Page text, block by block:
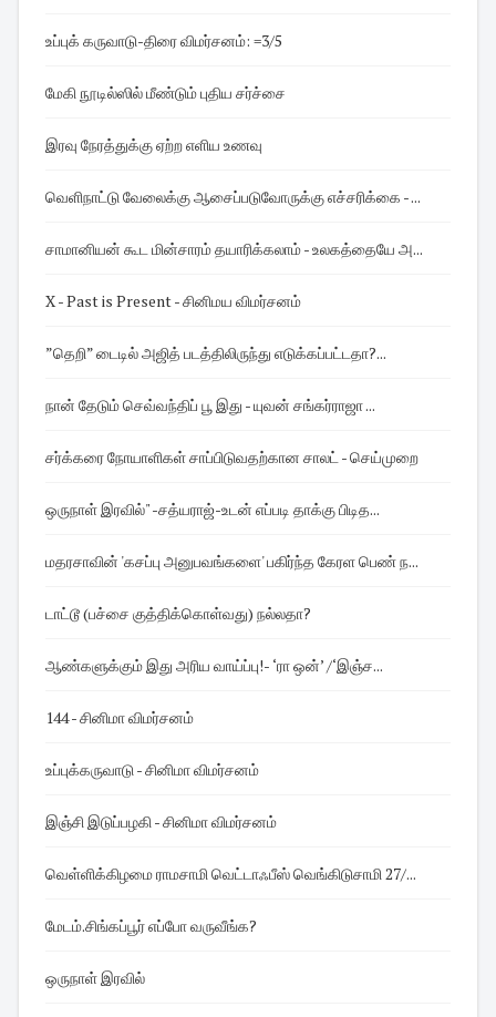
உப்புக் கருவாடு-திரை விமர்சனம்: =3/5
மேகி நூடில்ஸில் மீண்டும் புதிய சர்ச்சை
இரவு நேரத்துக்கு ஏற்ற எளிய உணவு
வெளிநாட்டு வேலைக்கு ஆசைப்படுவோருக்கு எச்சரிக்கை - ...
சாமானியன் கூட மின்சாரம் தயாரிக்கலாம் - உலகத்தையே அ...
X - Past is Present - சினிமய விமர்சனம்
”தெறி” டைடில் அஜித் படத்திலிருந்து எடுக்கப்பட்டதா?...
நான் தேடும் செவ்வந்திப் பூ இது - யுவன் சங்கர்ராஜா ...
சர்க்கரை நோயாளிகள் சாப்பிடுவதற்கான சாலட் - செய்முறை
ஒருநாள் இரவில்" -சத்யராஜ்-உடன் எப்படி தாக்கு பிடித...
மதரசாவின் 'கசப்பு அனுபவங்களை' பகிர்ந்த கேரள பெண் ந...
டாட்டூ (பச்சை குத்திக்கொள்வது) நல்லதா?
ஆண்களுக்கும் இது அரிய வாய்ப்பு! - ‘ரா ஒன்’ /‘இஞ்ச...
144 - சினிமா விமர்சனம்
உப்புக்கருவாடு - சினிமா விமர்சனம்
இஞ்சி இடுப்பழகி - சினிமா விமர்சனம்
வெள்ளிக்கிழமை ராமசாமி வெட்டாஃபீஸ் வெங்கிடுசாமி 27/...
மேடம்.சிங்கப்பூர் எப்போ வருவீங்க?
ஒருநாள் இரவில்